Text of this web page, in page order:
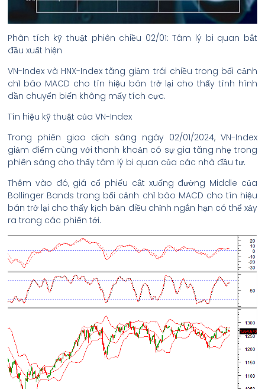
Phân tích kỹ thuật phiên chiều 02/01: Tâm lý bi quan bắt
đầu xuất hiện
VN-Index và HNX-Index tăng giảm trái chiều trong bối cảnh
chỉ báo MACD cho tín hiệu bán trở lại cho thấy tình hình
dần chuyển biến không mấy tích cực.
Tín hiệu kỹ thuật của VN-Index
Trong phiên giao dịch sáng ngày 02/01/2024, VN-Index
giảm điểm cùng với thanh khoản có sự gia tăng nhẹ trong
phiên sáng cho thấy tâm lý bi quan của các nhà đầu tư.
Thêm vào đó, giá cổ phiếu cắt xuống đường Middle của
Bollinger Bands trong bối cảnh chỉ báo MACD cho tín hiệu
bán trở lại cho thấy kịch bản điều chỉnh ngắn hạn có thể xảy
ra trong các phiên tới.